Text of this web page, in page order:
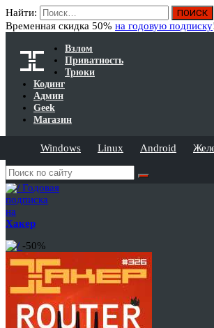
Найти:
Временная скидка 50% на годовую подписку
Взлом
Приватность
Трюки
Кодинг
Админ
Geek
Магазин
Windows Linux Android
Годовая
подписка
на
Хакер
-50%